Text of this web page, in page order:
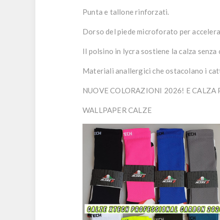
Punta e tallone rinforzati.
Dorso del piede microforato per
Il polsino in lycra sostiene la calza
Materiali anallergici che ostacolano i
NUOVE COLORAZIONI 2026! E CALZA
WALLPAPER CALZE